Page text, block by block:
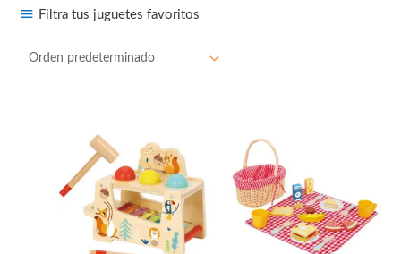
Filtra tus juguetes favoritos